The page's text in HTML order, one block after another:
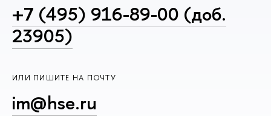
+7 (495) 916-89-00 (доб.
23905)
ИЛИ ПИШИТЕ НА ПОЧТУ
im@hse.ru